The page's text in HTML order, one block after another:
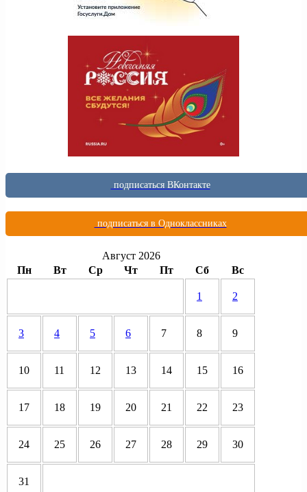
подписаться ВКонтакте
подписаться в Одноклассниках
Август 2026
Пн
Вт Ср Чт Пт Сб Вс
1 2
3 4 5 6 7 8 9
10 11 12 13 14 15 16
17 18 19 20 21 22 23
24 25 26 27 28 29 30
31